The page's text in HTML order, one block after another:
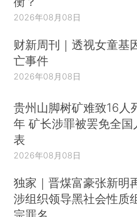
2026年08月08日
财新周刊｜透视女童基
亡事件
2026年08月08日
贵州山脚树矿难致16人
年 矿长涉罪被罢免全国
表
2026年08月08日
独家｜晋煤富豪张新明
涉组织领导黑社会性质